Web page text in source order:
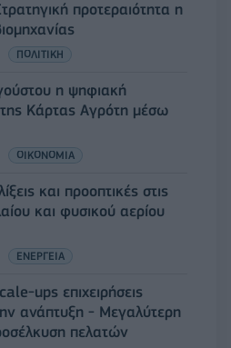
προτεραιότητα η
ΠΟΛΙΤΙΚΗ
η ψηφιακή
Κάρτας Αγρότη μέσω
ΟΙΚΟΝΟΜΙΑ
και προοπτικές στις
και φυσικού αερίου
ΕΝΕΡΓΕΙΑ
ups επιχειρήσεις
ανάπτυξη - Μεγαλύτερη
πελατών